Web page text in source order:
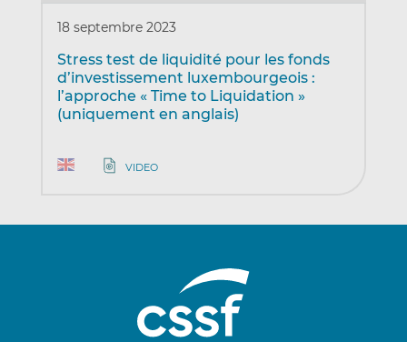
18 septembre 2023
Stress test de liquidité pour les fonds
d’investissement luxembourgeois :
l’approche « Time to Liquidation »
(uniquement en anglais)
VIDEO